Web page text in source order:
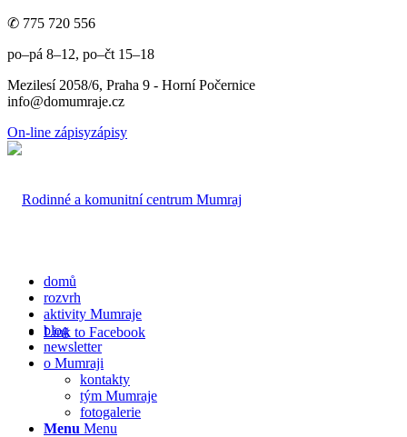
✆ 775 720 556
po–pá 8–12, po–čt 15–18
Mezilesí 2058/6, Praha 9 - Horní Počernice
info@domumraje.cz
On-line zápisyzápisy
Link to Facebook
domů
rozvrh
aktivity Mumraje
blog
newsletter
o Mumraji
kontakty
tým Mumraje
fotogalerie
Menu Menu